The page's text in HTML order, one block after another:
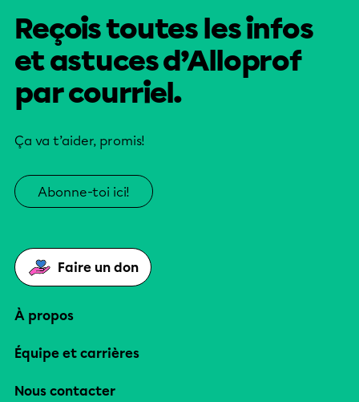
Reçois toutes les infos
et astuces d’Alloprof
par courriel.
Ça va t’aider, promis!
Abonne-toi ici!
Faire un don
À propos
Équipe et carrières
Nous contacter